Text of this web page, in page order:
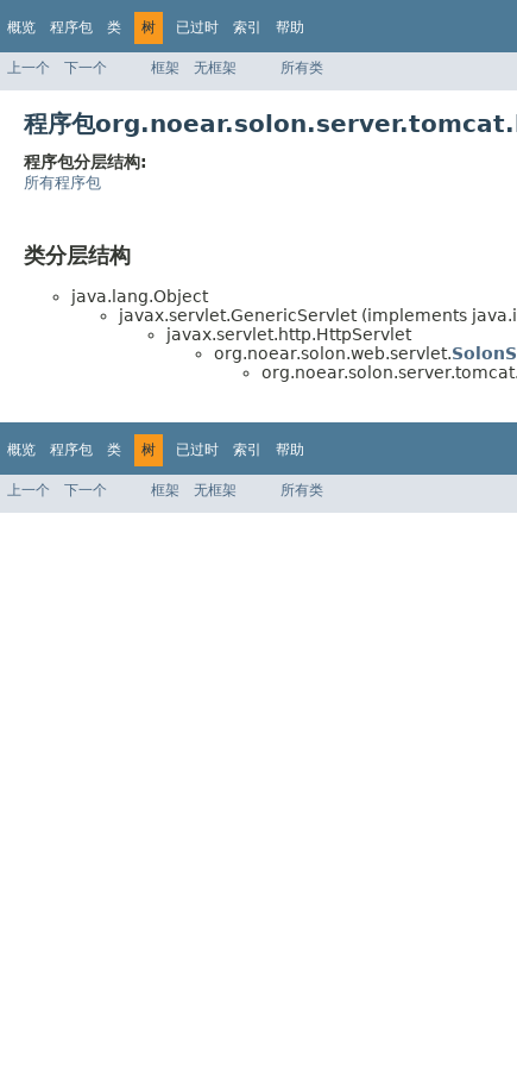
概览 程序包 类 树 已过时 索引 帮助
上一个 下一个 框架 无框架 所有类
程序包
程序包分层结构:
所有程序包
类分层结构
java.lang.Object
javax.servlet.GenericServlet (implements
javax.servlet.http.HttpServlet
org.noear.solon.web.servlet.
概览 程序包 类 树 已过时 索引 帮助
上一个 下一个 框架 无框架 所有类